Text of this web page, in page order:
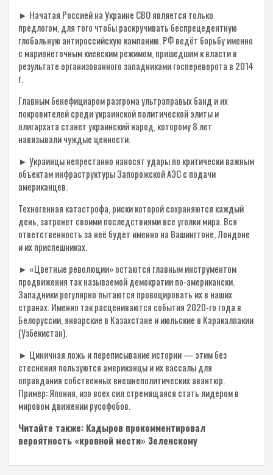
► Начатая Россией на Украине СВО является только
предлогом, для того чтобы раскручивать беспрецедентную
глобальную антироссийскую кампанию. РФ ведёт борьбу именно
с марионеточным киевским режимом, пришедшим к власти в
результате организованного западниками госпереворота в 2014
г.
Главным бенефициаром разгрома ультраправых банд и их
покровителей среди украинской политической элиты и
олигархата станет украинский народ, которому 8 лет
навязывали чуждые ценности.
► Украинцы непрестанно наносят удары по критически важным
объектам инфраструктуры Запорожской АЭС с подачи
американцев.
Техногенная катастрофа, риски которой сохраняются каждый
день, затронет своими последствиями все уголки мира. Вся
ответственность за неё будет именно на Вашингтоне, Лондоне
и их приспешниках.
► «Цветные революции» остаются главным инструментом
продвижения так называемой демократии по-американски.
Западники регулярно пытаются провоцировать их в наших
странах. Именно так расцениваются события 2020-го года в
Белоруссии, январские в Казахстане и июльские в Каракалпакии
(Узбекистан).
► Циничная ложь и переписывание истории — этим без
стеснения пользуются американцы и их вассалы для
оправдания собственных внешнеполитических авантюр.
Пример: Япония, изо всех сил стремящаяся стать лидером в
мировом движении русофобов.
Читайте также: Кадыров прокомментировал
вероятность «кровной мести» Зеленскому